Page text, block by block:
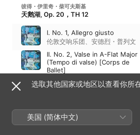
格的作品，带我们一窥普列文的音乐世界。
彼得・伊里奇・柴可夫斯基
天鹅湖, Op. 20，TH 12
I. No. 1, Allegro giusto
伦敦交响乐团、 安德烈・普列文
II. No. 2, Valse in A-Flat Major
(Tempo di valse) [Corps de
Ballet]
安德烈・普列文、伦敦交响乐团
XVI. No. 8, Danse des coupes
XI. No. 14, Moderato
伦敦交响乐团、安德烈・普列文
选取其他国家或地区以查看你所
美国 (简体中文)